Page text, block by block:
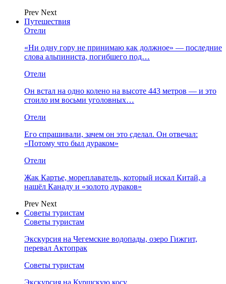
Prev Next
Путешествия
Отели
«Ни одну гору не принимаю как должное» — последние
слова альпиниста, погибшего под…
Отели
Он встал на одно колено на высоте 443 метров — и это
стоило им восьми уголовных…
Отели
Его спрашивали, зачем он это сделал. Он отвечал:
«Потому что был дураком»
Отели
Жак Картье, мореплаватель, который искал Китай, а
нашёл Канаду и «золото дураков»
Prev Next
Советы туристам
Советы туристам
Экскурсия на Чегемские водопады, озеро Гижгит,
перевал Актопрак
Советы туристам
Экскурсия на Куршскую косу